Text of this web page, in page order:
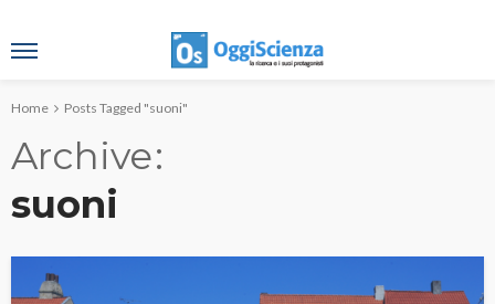
Home Posts Tagged "suoni"
Archive
suoni